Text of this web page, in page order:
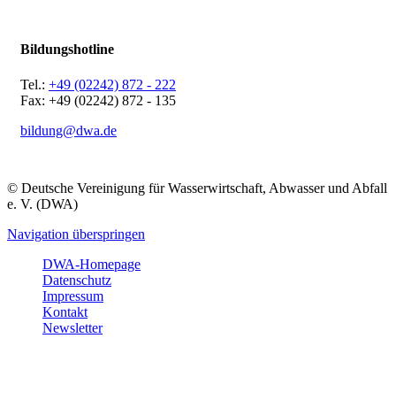
Bildungshotline
Tel.: +49 (02242) 872 - 222
Fax: +49 (02242) 872 - 135
bildung@dwa.de
© Deutsche Vereinigung für Wasserwirtschaft, Abwasser und Abfall
e. V. (DWA)
Navigation überspringen
DWA-Homepage
Datenschutz
Impressum
Kontakt
Newsletter